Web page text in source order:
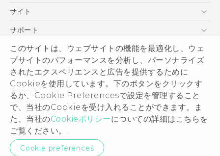
このサイトは、ウェブサイトの機能を最適化し、ウェ
ブサイトのパフォーマンスを分析し、パーソナライズ
されたエクスペリエンスと広告を提供するために
Cookieを使用しています。下のボタンをクリックす
るか、Cookie Preferencesで設定を管理すること
で、当社のCookieを受け入れることができます。ま
た、当社のCookieポリシーについての詳細はこちらを
ご覧ください。.
Cookie preferences
スマートフォン
サイト
HTC Dev
HTC Research
サポート
サポートセンター
発送状況
サポート
保証規定
HTCについて
ESG
製品のセキュリティ
プライバシー ポリシー
プレスリリース
採用情報
Security and Privacy Whitepaper
© 2011-2026 HTC Corporation
法規ドキュメント